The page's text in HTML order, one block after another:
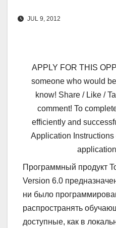
JUL 9, 2012
APPLY FOR THIS
someone who would
know! Share / Like /
comment! To
efficiently and
Application
Программный продукт
Version 6.0
ни было
распространять
доступные, как в